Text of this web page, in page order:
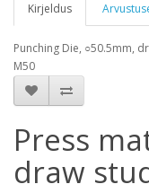
Kirjeldus
Punching Die, ○50.5mm,
M50
Press
draw